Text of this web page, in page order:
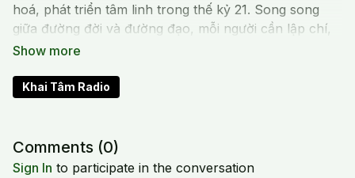
hoá, phát triển tâm linh trong thế kỷ 21. Song song
giữa đường đời và đường đạo, mỗi người cần lập chí,
tìm ra sứ mạng, nhận thức được điểm mù, phát triển
ngôi nhà chân chánh.
Khai Tâm Radio
Comments (0)
Sign In to participate in the conversation